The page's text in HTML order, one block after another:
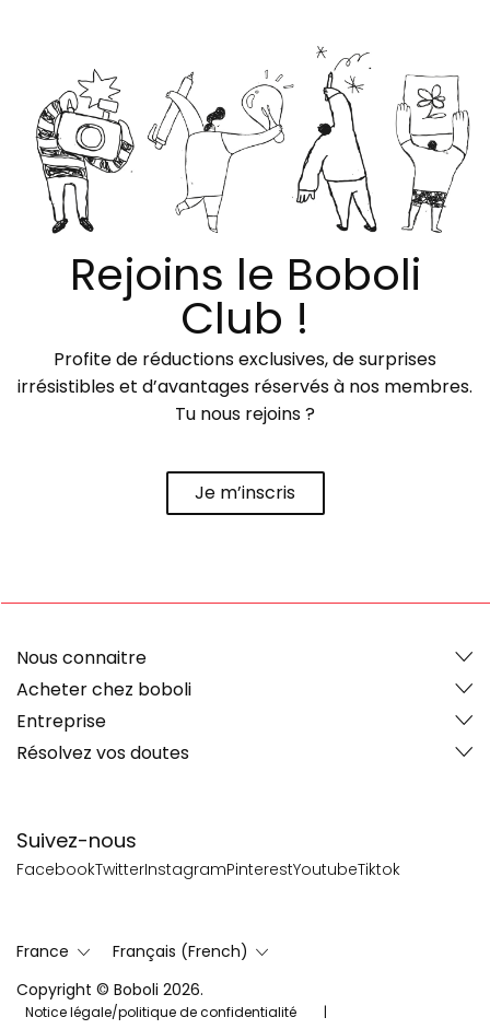
Rejoins le Boboli
Club !
Profite de réductions exclusives, de surprises
irrésistibles et d’avantages réservés à nos membres.
Tu nous rejoins ?
Je m’inscris
Suivez-nous
FacebookTwitterInstagramPinterestYoutubeTiktok
Nous connaitre
Acheter chez boboli
Entreprise
Résolvez vos doutes
France
Français (French)
Copyright © Boboli 2026.
Notice légale/politique de confidentialité